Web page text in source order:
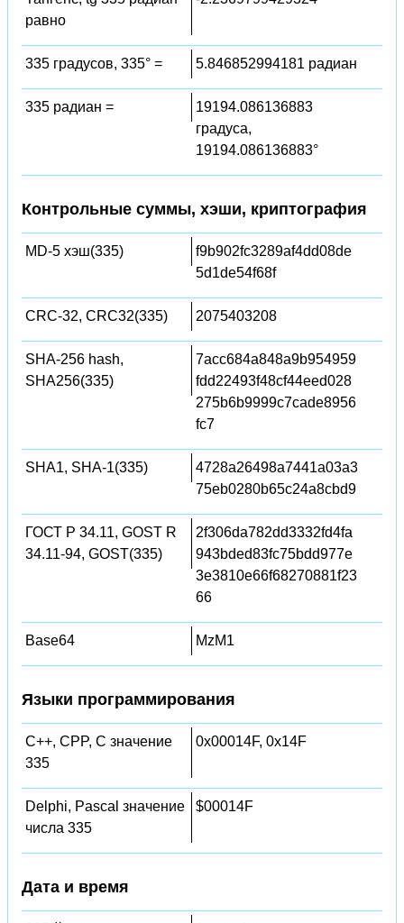
равно
335 градусов, 335° = 5.846852994181 радиан
335 радиан =
19194.086136883
градуса,
19194.086136883°
Контрольные суммы, хэши, криптография
MD-5 хэш(335)
f9b902fc3289af4dd08de
5d1de54f68f
CRC-32, CRC32(335) 2075403208
SHA-256 hash,
SHA256(335)
7acc684a848a9b954959
fdd22493f48cf44eed028
275b6b9999c7cade8956
fc7
SHA1, SHA-1(335)
4728a26498a7441a03a3
75eb0280b65c24a8cbd9
ГОСТ Р 34.11, GOST R
34.11-94, GOST(335)
2f306da782dd3332fd4fa
943bded83fc75bdd977e
3e3810e66f68270881f23
66
Base64 MzM1
Языки программирования
C++, CPP, C значение
335
0x00014F, 0x14F
Delphi, Pascal значение
числа 335
$00014F
Дата и время